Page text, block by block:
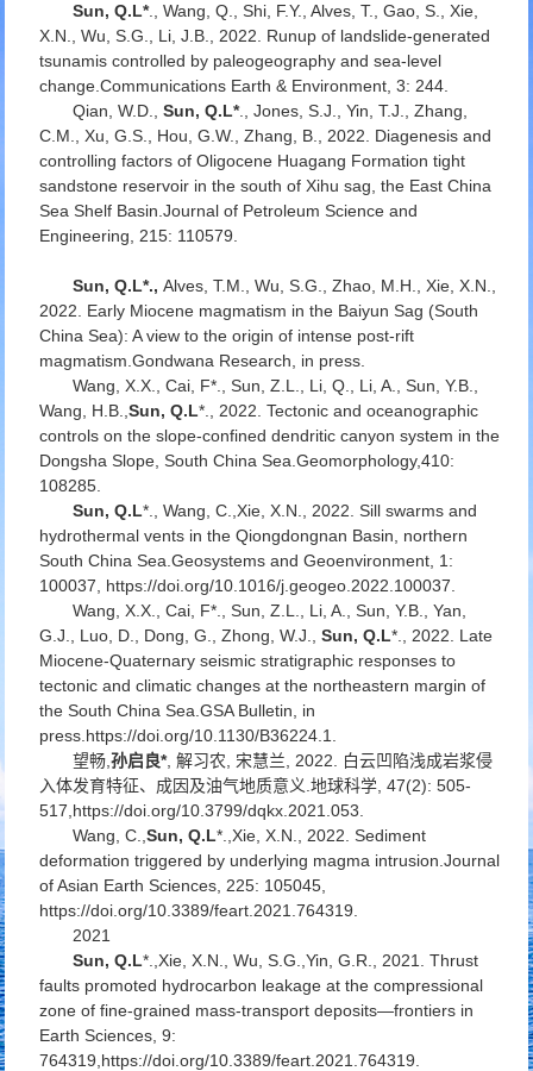
Sun, Q.L*., Wang, Q., Shi, F.Y., Alves, T., Gao, S., Xie,
X.N., Wu, S.G., Li, J.B., 2022. Runup of landslide-generated
tsunamis controlled by paleogeography and sea-level
change.Communications Earth & Environment , 3: 244.
Qian, W.D.,Sun, Q.L*., Jones, S.J., Yin, T.J., Zhang,
C.M., Xu, G.S., Hou, G.W., Zhang, B., 2022. Diagenesis and
controlling factors of Oligocene Huagang Formation tight
sandstone reservoir in the south of Xihu sag, the East China
Sea Shelf Basin.Journal of Petroleum Science and
Engineering , 215: 110579.
Sun, Q.L*.,Alves, T.M., Wu, S.G., Zhao, M.H., Xie, X.N.,
2022. Early Miocene magmatism in the Baiyun Sag (South
China Sea): A view to the origin of intense post-rift
magmatism.Gondwana Research , in press.
Wang, X.X., Cai, F*., Sun, Z.L., Li, Q., Li, A., Sun, Y.B.,
Wang, H.B.,Sun, Q.L*., 2022. Tectonic and oceanographic
controls on the slope-confined dendritic canyon system in the
Dongsha Slope, South China Sea.Geomorphology,410:
108285.
Sun, Q.L*., Wang, C.,Xie, X.N., 2022. Sill swarms and
hydrothermal vents in the Qiongdongnan Basin, northern
South China Sea.Geosystems and Geoenvironment , 1:
100037, https://doi.org/10.1016/j.geogeo.2022.100037.
Wang, X.X., Cai, F*., Sun, Z.L., Li, A., Sun, Y.B., Yan,
G.J., Luo, D., Dong, G., Zhong, W.J.,Sun, Q.L*., 2022. Late
Miocene-Quaternary seismic stratigraphic responses to
tectonic and climatic changes at the northeastern margin of
the South China Sea.GSA Bulletin , in
press.https://doi.org/10.1130/B36224.1.
望畅,孙启良*, 解习农, 宋慧兰, 2022. 白云凹陷浅成岩浆侵
入体发育特征、成因及油气地质意义.地球科学 , 47(2): 505-
517,https://doi.org/10.3799/dqkx.2021.053.
Wang, C.,Sun, Q.L*.,Xie, X.N., 2022. Sediment
deformation triggered by underlying magma intrusion.Journal
of Asian Earth Sciences , 225: 105045,
https://doi.org/10.3389/feart.2021.764319.
2021
Sun, Q.L*.,Xie, X.N., Wu, S.G.,Yin, G.R., 2021. Thrust
faults promoted hydrocarbon leakage at the compressional
zone of fine-grained mass-transport deposits—frontiers in
Earth Sciences , 9:
764319,https://doi.org/10.3389/feart.2021.764319.